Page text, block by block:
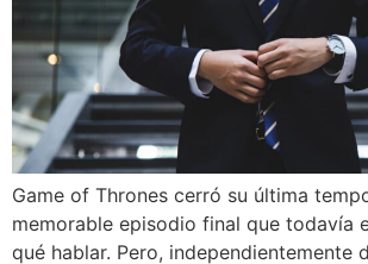
Game of Thrones cerró su última
memorable episodio final que todavía
qué hablar. Pero, independientemente